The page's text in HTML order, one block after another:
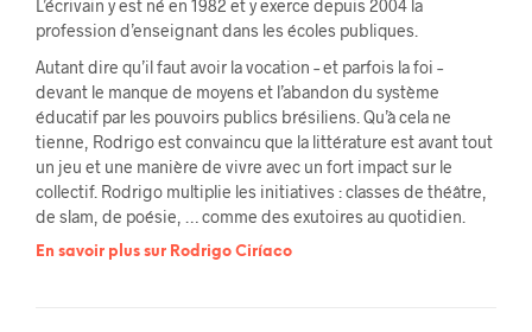
L’écrivain y est né en 1982 et y exerce depuis 2004 la
profession d’enseignant dans les écoles publiques.
Autant dire qu’il faut avoir la vocation – et parfois la foi –
devant le manque de moyens et l’abandon du système
éducatif par les pouvoirs publics brésiliens. Qu’à cela ne
tienne, Rodrigo est convaincu que la littérature est avant tout
un jeu et une manière de vivre avec un fort impact sur le
collectif. Rodrigo multiplie les initiatives : classes de théâtre,
de slam, de poésie, … comme des exutoires au quotidien.
En savoir plus sur Rodrigo Ciríaco